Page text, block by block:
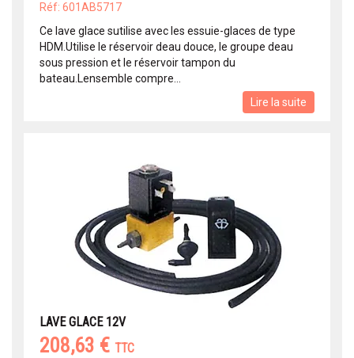
Réf: 601AB5717
Ce lave glace sutilise avec les essuie-glaces de type
HDM.Utilise le réservoir deau douce, le groupe deau
sous pression et le réservoir tampon du
bateau.Lensemble compre...
Lire la suite
LAVE GLACE 12V
208,63 € TTC